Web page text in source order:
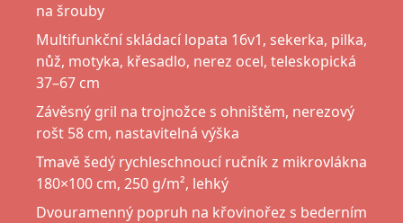
na šrouby
Multifunkční skládací lopata 16v1, sekerka, pilka,
nůž, motyka, křesadlo, nerez ocel, teleskopická
37–67 cm
Závěsný gril na trojnožce s ohništěm, nerezový
rošt 58 cm, nastavitelná výška
Tmavě šedý rychleschnoucí ručník z mikrovlákna
180×100 cm, 250 g/m², lehký
Dvouramenný popruh na křovinořez s bederním